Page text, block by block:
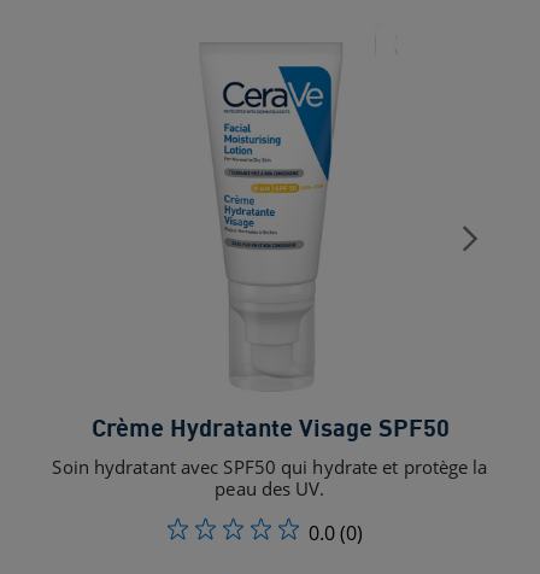
Crème Hydratante Visage SPF50
Soin hydratant avec SPF50 qui hydrate et protège la
peau des UV.
0.0(0)